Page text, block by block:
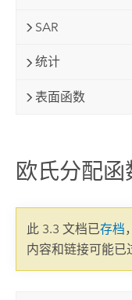
SAR
统计
表面函数
欧氏分配函
此 3.3 文档已存档
内容和链接可能已